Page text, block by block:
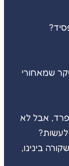
שמאחורי
אבל לא
לעשות?
בינינו,